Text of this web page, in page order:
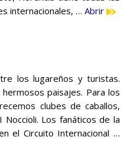
internacionales, … Abrir
los lugareños y turistas.
paisajes. Para los
clubes de caballos,
Los fanáticos de la
el Circuito Internacional …